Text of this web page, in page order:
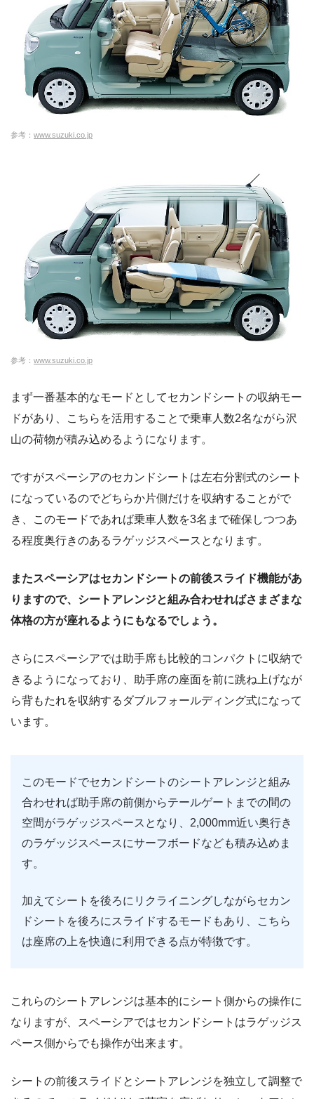
参考： www.suzuki.co.jp
参考： www.suzuki.co.jp
まず一番基本的なモードとしてセカンドシートの収納モー
ドがあり、こちらを活用することで乗車人数2名ながら沢
山の荷物が積み込めるようになります。
ですがスペーシアのセカンドシートは左右分割式のシート
になっているのでどちらか片側だけを収納することがで
き、このモードであれば乗車人数を3名まで確保しつつあ
る程度奥行きのあるラゲッジスペースとなります。
またスペーシアはセカンドシートの前後スライド機能があ
りますので、シートアレンジと組み合わせればさまざまな
体格の方が座れるようにもなるでしょう。
さらにスペーシアでは助手席も比較的コンパクトに収納で
きるようになっており、助手席の座面を前に跳ね上げなが
ら背もたれを収納するダブルフォールディング式になって
います。
このモードでセカンドシートのシートアレンジと組み
合わせれば助手席の前側からテールゲートまでの間の
空間がラゲッジスペースとなり、2,000mm近い奥行き
のラゲッジスペースにサーフボードなども積み込めま
す。
加えてシートを後ろにリクライニングしながらセカン
ドシートを後ろにスライドするモードもあり、こちら
は座席の上を快適に利用できる点が特徴です。
これらのシートアレンジは基本的にシート側からの操作に
なりますが、スペーシアではセカンドシートはラゲッジス
ペース側からでも操作が出来ます。
シートの前後スライドとシートアレンジを独立して調整で